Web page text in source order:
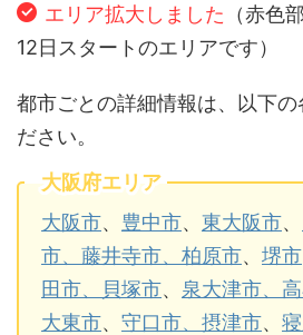
エリア拡大しました （赤色
12日スタートのエリアです）
都市ごとの詳細情報は、以下の
ださい。
大阪府エリア
大阪市、 豊中市、 東大阪市、
市、藤井寺市、柏原市、 堺市
田市、貝塚市、 泉大津市、
大東市、 守口市、摂津市、